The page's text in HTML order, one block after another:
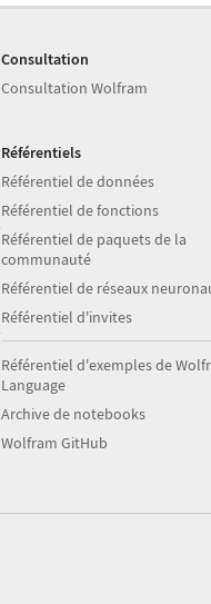
Consultation
Consultation Wolfram
Référentiels
Référentiel de données
Référentiel de fonctions
Référentiel de paquets de la
communauté
Référentiel de réseaux
Référentiel d'invites
Référentiel d'exemples de
Language
Archive de notebooks
Wolfram GitHub